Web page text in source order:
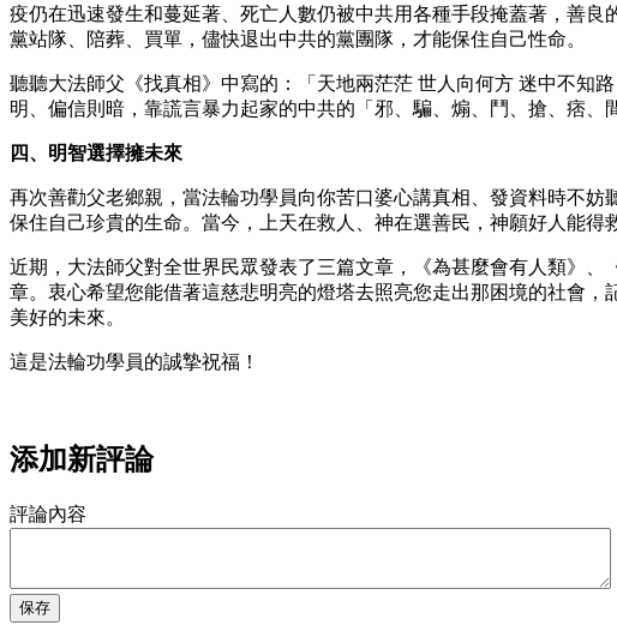
疫仍在迅速發生和蔓延著、死亡人數仍被中共用各種手段掩蓋著，善
黨站隊、陪葬、買單，儘快退出中共的黨團隊，才能保住自己性命。
聽聽大法師父《找真相》中寫的：「天地兩茫茫 世人向何方 迷中不知
明、偏信則暗，靠謊言暴力起家的中共的「邪、騙、煽、鬥、搶、痞
四、明智選擇擁未來
再次善勸父老鄉親，當法輪功學員向你苦口婆心講真相、發資料時不
保住自己珍貴的生命。當今，上天在救人、神在選善民，神願好人能得
近期，大法師父對全世界民眾發表了三篇文章，《為甚麼會有人類》
章。衷心希望您能借著這慈悲明亮的燈塔去照亮您走出那困境的社會
美好的未來。
這是法輪功學員的誠摯祝福！
添加新評論
評論內容
保存